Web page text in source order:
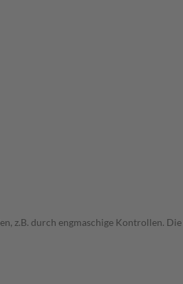
z.B. durch engmaschige Kontrollen.